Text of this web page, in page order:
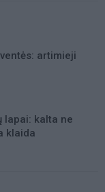
artimieji
lapai: kalta ne
klaida